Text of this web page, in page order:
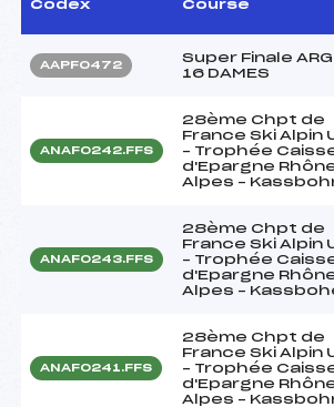
Codex Course
AAPF0472
Super Finale ARG
16 DAMES
ANAF0242.FFS
28ème Chpt de
France Ski Alpin
– Trophée
d'Epargne
Alpes –
ANAF0243.FFS
28ème Chpt de
France Ski Alpin
– Trophée
d'Epargne
Alpes –
ANAF0241.FFS
28ème Chpt de
France Ski Alpin
– Trophée
d'Epargne
Alpes –